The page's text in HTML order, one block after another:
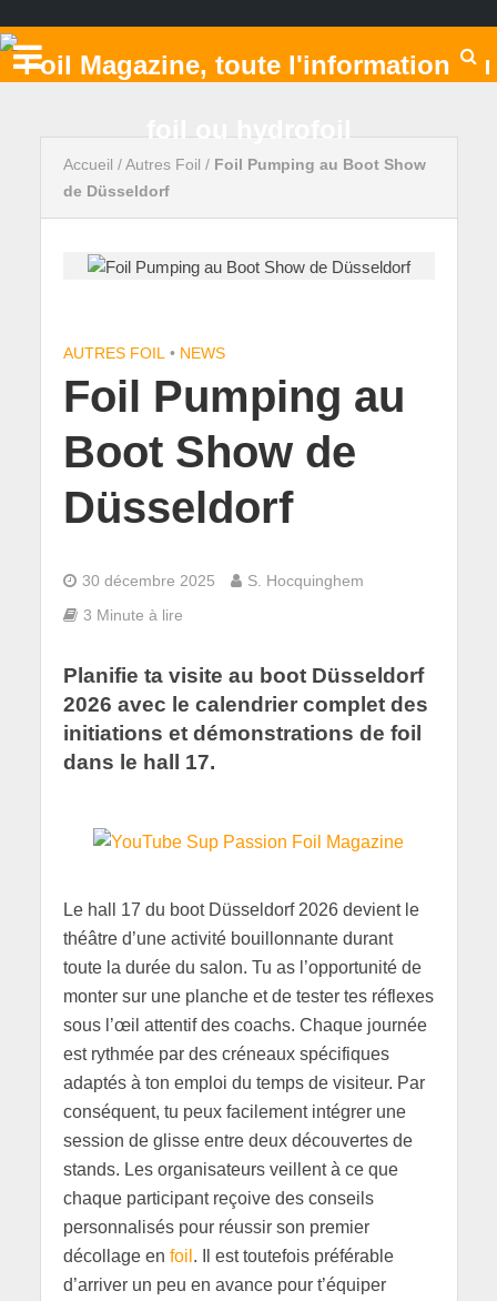
Accueil /Autres Foil / Foil Pumping au Boot Show
de Düsseldorf
AUTRES FOIL • NEWS
Foil Pumping au
Boot Show de
Düsseldorf
30 décembre 2025
S. Hocquinghem
3 Minute à lire
Planifie ta visite au boot Düsseldorf
2026 avec le calendrier complet des
initiations et démonstrations de foil
dans le hall 17.
Le hall 17 du boot Düsseldorf 2026 devient le
théâtre d’une activité bouillonnante durant
toute la durée du salon. Tu as l’opportunité de
monter sur une planche et de tester tes réflexes
sous l’œil attentif des coachs. Chaque journée
est rythmée par des créneaux spécifiques
adaptés à ton emploi du temps de visiteur. Par
conséquent, tu peux facilement intégrer une
session de glisse entre deux découvertes de
stands. Les organisateurs veillent à ce que
chaque participant reçoive des conseils
personnalisés pour réussir son premier
décollage en foil . Il est toutefois préférable
d’arriver un peu en avance pour t’équiper